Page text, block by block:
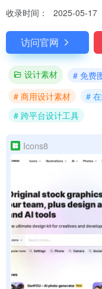
收录时间： 2025-05-17
访问官网
设计素材 # 免费
# 商用设计素材
#
# 跨平台设计工具
Icons8